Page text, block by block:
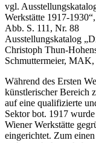
vgl.
Werkstätte 1917-
Abb. S. 111, Nr. 88
Ausstellungskatalog
Christoph Thun-
Schmuttermeier,
Während des Ersten
künstlerischer Bereich
auf eine qualifizierte
Sektor bot. 1917
Wiener Werkstätte
eingerichtet. Zum